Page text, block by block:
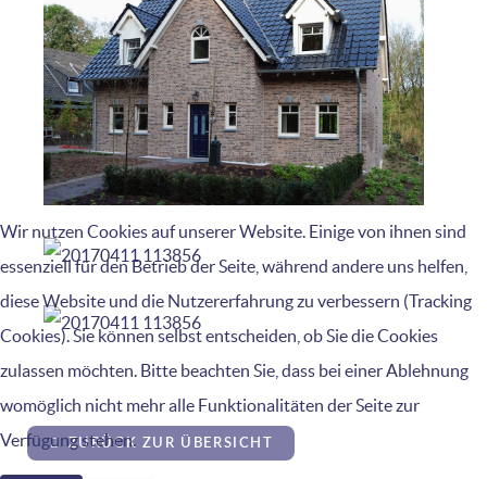
ZURÜCK ZUR ÜBERSICHT
Wir nutzen Cookies auf unserer Website. Einige von ihnen sind
essenziell für den Betrieb der Seite, während andere uns helfen,
diese Website und die Nutzererfahrung zu verbessern (Tracking
Cookies). Sie können selbst entscheiden, ob Sie die Cookies
zulassen möchten. Bitte beachten Sie, dass bei einer Ablehnung
womöglich nicht mehr alle Funktionalitäten der Seite zur
Verfügung stehen.